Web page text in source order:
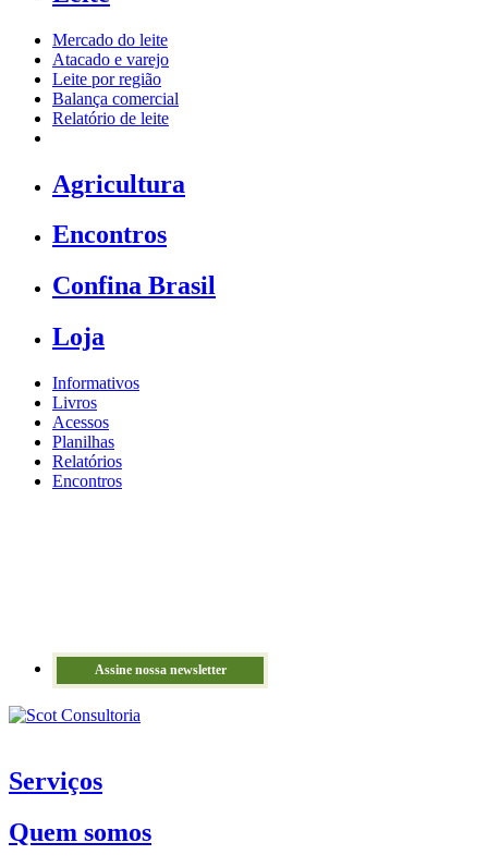
Mercado do leite
Atacado e varejo
Leite por região
Balança comercial
Relatório de leite
Agricultura
Encontros
Confina Brasil
Loja
Informativos
Livros
Acessos
Planilhas
Relatórios
Encontros
Assine nossa newsletter
Serviços
Quem somos